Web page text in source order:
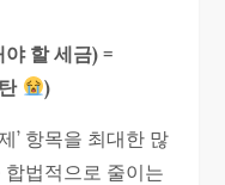
할 세금) =
)
’ 항목을 최대한 많
합법적으로 줄이는